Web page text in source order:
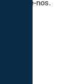
contacte-nos.